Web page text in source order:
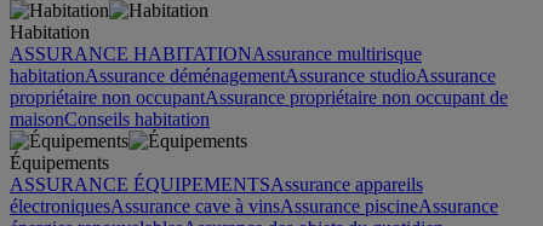
Habitation
ASSURANCE HABITATIONAssurance multirisque
habitationAssurance déménagementAssurance studioAssurance
propriétaire non occupantAssurance propriétaire non occupant de
maisonConseils habitation
Équipements
ASSURANCE ÉQUIPEMENTSAssurance appareils
électroniquesAssurance cave à vinsAssurance piscineAssurance